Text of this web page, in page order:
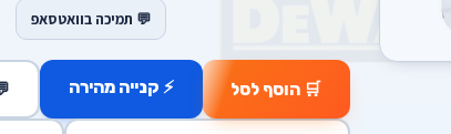
💬 תמיכה בוואטסאפ
🛒 הוסף לסל ⚡ קנייה מהירה